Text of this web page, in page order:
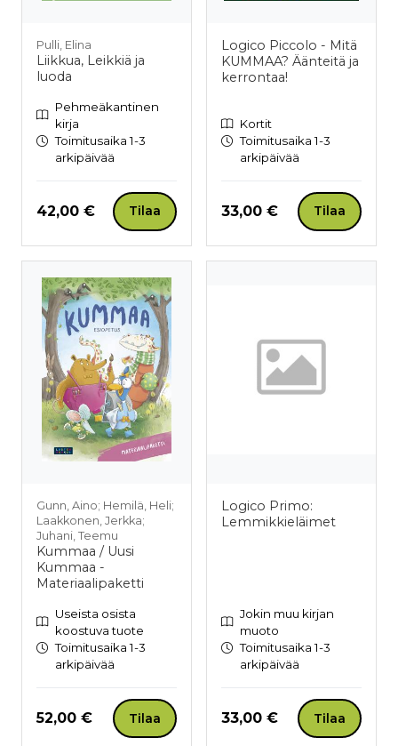
Pulli, Elina
Liikkua, Leikkiä ja
luoda
Pehmeäkantinen
kirja
Toimitusaika 1-3
arkipäivää
Hinta nyt
42,00 € Tilaa
Logico Piccolo - Mitä
KUMMAA? Äänteitä ja
kerrontaa!
Kortit
Toimitusaika 1-3
arkipäivää
Hinta nyt
33,00 € Tilaa
Gunn, Aino; Hemilä, Heli;
Laakkonen, Jerkka;
Juhani, Teemu
Kummaa / Uusi
Kummaa -
Materiaalipaketti
Useista osista
koostuva tuote
Toimitusaika 1-3
arkipäivää
Hinta nyt
52,00 € Tilaa
Logico Primo:
Lemmikkieläimet
Jokin muu kirjan
muoto
Toimitusaika 1-3
arkipäivää
Hinta nyt
33,00 € Tilaa